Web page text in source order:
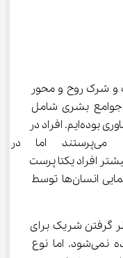
و شرک روح و محور
امروز در جوامع بشری شامل
پیشرفت بسیار چشمگیر صنعت و فناوری بوده‌ایم. افراد در
جامعه امروز خدای یکتا را
پرستیده می‌شد. بیشتر افراد یکتا پرست
بودند و پیامبران مختلفی برای راهنمایی انسان‌ها توسط
گرفتن شریک برای
خداوند یا پرستش بت‌ها تقریباً دیده نمی‌شود. اما نوع